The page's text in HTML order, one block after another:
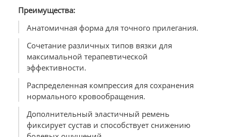
Преимущества:
Анатомичная форма для точного прилегания.
Сочетание различных типов вязки для
максимальной терапевтической
эффективности.
Распределенная компрессия для сохранения
нормального кровообращения.
Дополнительный эластичный ремень
фиксирует сустав и способствует снижению